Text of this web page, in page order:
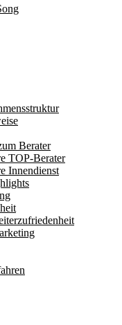
Berater
TOP-Berater
Innendienst